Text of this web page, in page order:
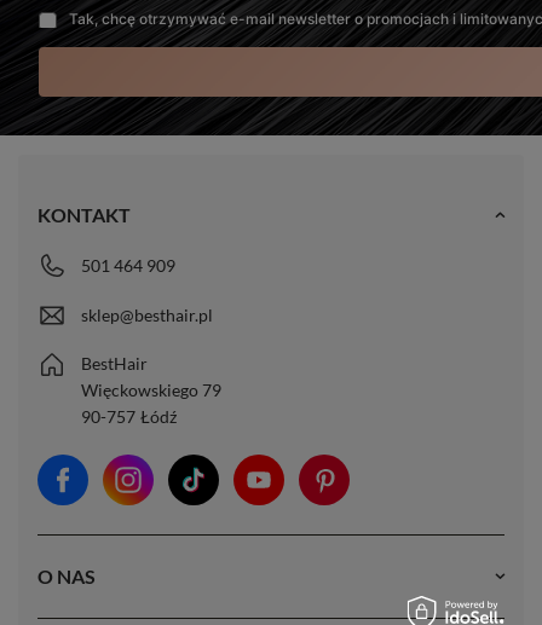
Tak, chcę otrzymywać e-mail newsletter o promocjach i
O NAS
KONTAKT
501 464 909
sklep@besthair.pl
BestHair
Więckowskiego 79
90-757 Łódź